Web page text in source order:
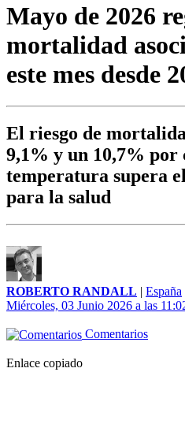
Mayo de 2026
mortalidad
este mes desde
El riesgo de
9,1% y un 10,7% por
temperatura supera
para la salud
ROBERTO RANDALL | España
Miércoles, 03 Junio 2026 a las
Comentarios
Enlace copiado